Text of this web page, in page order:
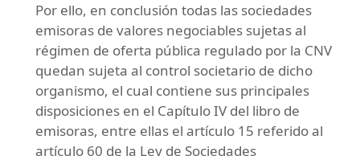
Por ello, en conclusión todas las sociedades
emisoras de valores negociables sujetas al
régimen de oferta pública regulado por la CNV
quedan sujeta al control societario de dicho
organismo, el cual contiene sus principales
disposiciones en el Capítulo IV del libro de
emisoras, entre ellas el artículo 15 referido al
artículo 60 de la Ley de Sociedades